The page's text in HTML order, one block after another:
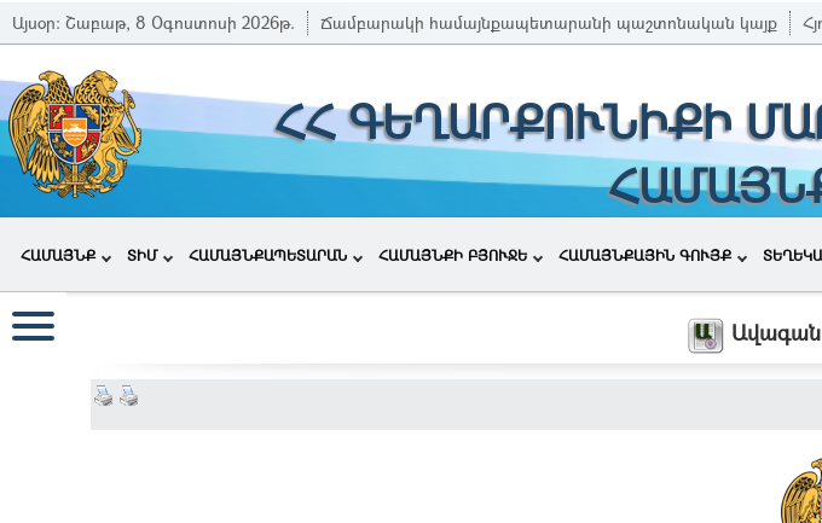
Այսօր: Շաբաթ, 8 Օգոստոսի 2026թ. Ճամբարակի համայնքապետարանի պաշտոնական կայք
ՀՀ ԳԵՂԱՐՔՈՒՆԻՔԻ
ՀԱՄԱՅՆՔ ՏԻՄ ՀԱՄԱՅՆՔԱՊԵՏԱՐԱՆ ՀԱՄԱՅՆՔԻ ԲՅՈՒՋԵ ՀԱՄԱՅՆՔԱՅԻՆ ԳՈՒՅՔ